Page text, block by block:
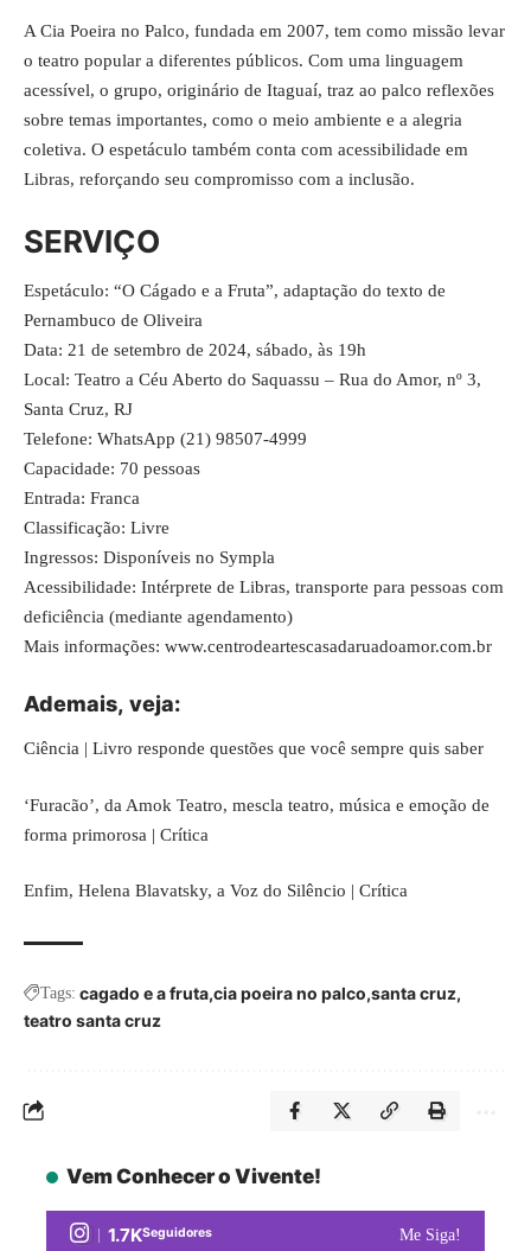
A Cia Poeira no Palco, fundada em 2007, tem como missão levar
o teatro popular a diferentes públicos. Com uma linguagem
acessível, o grupo, originário de Itaguaí, traz ao palco reflexões
sobre temas importantes, como o meio ambiente e a alegria
coletiva. O espetáculo também conta com acessibilidade em
Libras, reforçando seu compromisso com a inclusão.
SERVIÇO
Espetáculo: “O Cágado e a Fruta”, adaptação do texto de
Pernambuco de Oliveira
Data: 21 de setembro de 2024, sábado, às 19h
Local: Teatro a Céu Aberto do Saquassu – Rua do Amor, nº 3,
Santa Cruz, RJ
Telefone: WhatsApp (21) 98507-4999
Capacidade: 70 pessoas
Entrada: Franca
Classificação: Livre
Ingressos: Disponíveis no Sympla
Acessibilidade: Intérprete de Libras, transporte para pessoas com
deficiência (mediante agendamento)
Mais informações: www.centrodeartescasadaruadoamor.com.br
Ademais, veja:
Ciência | Livro responde questões que você sempre quis saber
‘Furacão’, da Amok Teatro, mescla teatro, música e emoção de
forma primorosa | Crítica
Enfim, Helena Blavatsky, a Voz do Silêncio | Crítica
Tags: cagado e a fruta cia poeira no palco santa cruz
teatro santa cruz
Vem Conhecer o Vivente!
1.7KSeguidores Me Siga!